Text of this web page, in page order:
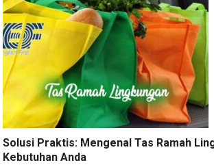
Solusi Praktis: Mengenal Tas Ramah
Kebutuhan Anda